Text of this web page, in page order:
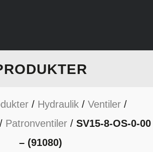
/ Hydraulik/ Ventiler/
/ Patronventiler / SV15-8-OS-0-00
– (91080)